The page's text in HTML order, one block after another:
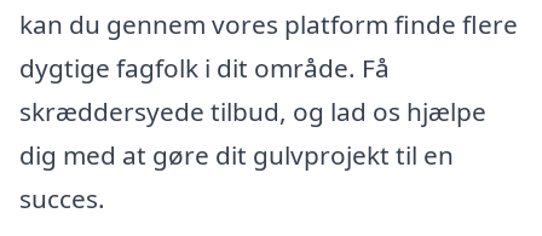
kan du gennem vores platform finde flere
dygtige fagfolk i dit område. Få
skræddersyede tilbud, og lad os hjælpe
dig med at gøre dit gulvprojekt til en
succes.